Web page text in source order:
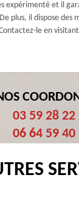
expérimenté et il
plus, il dispose des
le en
03 59 28 22
06 64 59 40